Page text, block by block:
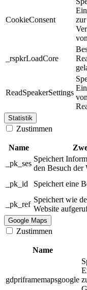
CookieConsent
zur
_rspkrLoadCore
ReadSpeakerSettings
Statistik
Zustimmen
Name
_pk_ses
Speichert
den Besuch der
_pk_id Speichert eine
_pk_ref
Speichert wie
Website
Google Maps
Zustimmen
Name
gdpriframemapsgoogle